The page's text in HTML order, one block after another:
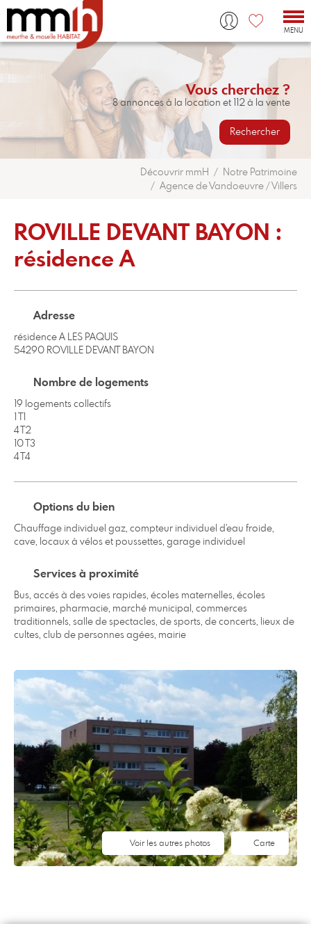
MENU
Vous cherchez ?
8 annonces à la location et 112 à la vente
Rechercher
Découvrir mmH
Notre Patrimoine
Agence de Vandoeuvre / Villers
ROVILLE DEVANT BAYON :
résidence A
Adresse
résidence A LES PAQUIS
54290 ROVILLE DEVANT BAYON
Nombre de logements
19 logements collectifs
4 T2
10 T3
4 T4
Options du bien
Chauffage individuel gaz, compteur individuel d'eau froide,
cave, locaux à vélos et poussettes, garage individuel
Services à proximité
Bus, accés à des voies rapides, écoles maternelles, écoles
primaires, pharmacie, marché municipal, commerces
traditionnels, salle de spectacles, de sports, de concerts, lieux de
cultes, club de personnes agées, mairie
Carte
Voir les autres photos